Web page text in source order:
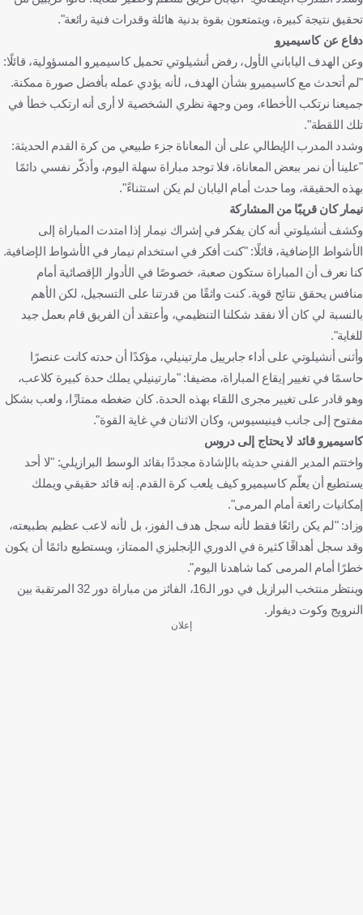
تحقيق نتيجة كبيرة، ويتمتعون بقوة بدنية هائلة وقدرات فنية رائعة".
دفاع عن كاسيميرو
وعن الهدف الياباني الأول، رفض أنشيلوتي تحميل كاسيميرو المسؤولية، قائلًا:
"لم أتحدث مع كاسيميرو بشأن الهدف، لأنه يؤدي عمله بأفضل صورة ممكنة.
جميعنا نرتكب الأخطاء، ومن وجهة نظري الشخصية لا أرى أنه ارتكب خطأ في
تلك اللقطة".
وشدد المدرب الإيطالي على أن المعاناة جزء طبيعي من كرة القدم الحديثة:
"علينا أن نمر ببعض المعاناة، فلا توجد مباراة سهلة اليوم، وأذكّر نفسي دائمًا
بهذه الحقيقة، وما حدث أمام اليابان لم يكن استثناءً".
نيمار كان قريبًا من المشاركة
وكشف أنشيلوتي أنه كان يفكر في إشراك نيمار إذا امتدت المباراة إلى
الأشواط الإضافية، قائلًا: "كنت أفكر في استخدام نيمار في الأشواط الإضافية.
كنا نعرف أن المباراة ستكون صعبة، خصوصًا في الأدوار الإقصائية أمام
منافس يحقق نتائج قوية. كنت واثقًا من قدرتنا على التسجيل، لكن الأهم
بالنسبة لي كان ألا نفقد شكلنا التنظيمي، وأعتقد أن الفريق قام بعمل جيد
للغاية".
وأثنى أنشيلوتي على أداء جابرييل مارتينيلي، مؤكدًا أن حدته كانت عنصرًا
حاسمًا في تغيير إيقاع المباراة، مضيفا: "مارتينيلي يملك حدة كبيرة كلاعب،
وهو قادر على تغيير مجرى اللقاء بهذه الحدة. كان ضغطه ممتازًا، ولعب بشكل
مفتوح إلى جانب فينيسيوس، وكان الاثنان في غاية القوة".
كاسيميرو قائد لا يحتاج إلى دروس
واختتم المدير الفني حديثه بالإشادة مجددًا بقائد الوسط البرازيلي: "لا أحد
يستطيع أن يعلّم كاسيميرو كيف يلعب كرة القدم. إنه قائد حقيقي ويملك
إمكانيات رائعة أمام المرمى".
وزاد: "لم يكن رائعًا فقط لأنه سجل هدف الفوز، بل لأنه لاعب عظيم بطبيعته،
وقد سجل أهدافًا كثيرة في الدوري الإنجليزي الممتاز، ويستطيع دائمًا أن يكون
خطرًا أمام المرمى كما شاهدنا اليوم".
وينتظر منتخب البرازيل في دور الـ16، الفائز من مباراة دور 32 المرتقبة بين
النرويج وكوت ديفوار.
إعلان